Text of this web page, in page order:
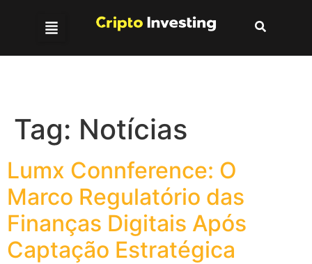
Tag: Notícias
Lumx Connference: O
Marco Regulatório das
Finanças Digitais Após
Captação Estratégica